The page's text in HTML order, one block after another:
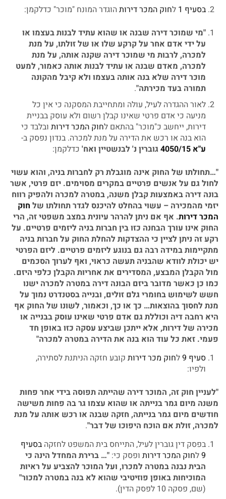
בסעיף 1
לחוק המכר דירותהוגדר המונח "מוכר" כדלקמן:
"מי שמוכרדירה שבנה או שהוא עתיד לבנותבעצמו או
עלידי אדם אחר על קרקע שלו או שלזולתו, על מנת
למכרה, לרבות מי שמוכרדירה שקנה אותה, על מנת
למכרה, מאדם שבנה או עתיד לבנות אותה כאמור, למעט
מוכרדירה שלא בנה אותה בעצמו ולא קיבל מהקונה
תמורה בעד מכירתה"
.
לאור ההגדרה לעיל, עולה ומתחייבת המסקנה כי אין כל
מניעה כי אדם פרטי שאינו קבלן רשום ולא עוסק בבניית
דירות, ייחשב כ"מוכר" בהתאם לחוק המכר דירות ובלבד כי
הוא בנה או רכש את הדירה על מנת למכרה. בנדון נפסק ב-
ע"א גוברין נ' לבנשטיין ואח' כדלקמן:
"…תחולתו של החוק אינה מוגבלת רק לחברותבניה, והוא עשוי
לחולגם על אנשים פרטיים במקרים מסוימים. יזם פרטי, אשר
בונה דירה באמצעות קבלן משנה, במטרה למכרה ולהפיק רווח
יזמי מהמכירה – עשויבהחלט להיכנס לגדרתחולתו של חוק
המכרדירות. אף אם ניתן להרהר עיוניתבמצב משפטיזה, הרי
החוק אינו עורך הבחנה כזובין חברותבניה ליזמים פרטיים. על
רקעזה ניתן לציין כי ההצדקות להחלת החוק על חברותבניה
מתקיימותבמידה רבה גם בנוגע ליזמים פרטיים. ליזם הפרטי
יש יכולת לוודא שהבניה תעשה כראוי, ואף לערוך הסכמים
מול הקבלן המבצע, המסדירים את אחריות הקבלן כלפי היזם.
כמו כן כאשר מדוברביזם הבונה דירה במטרה למכרה ישנו
חשש לשימוש בחומריגלם זולים, ובנייה בסטנדרט נמוך על
מנת לחסוךבהוצאות… כך או כך, וכאמור, לשונו של החוק אף
היא רחבה דיה וכוללתגם אדם פרטי שאינו עוסק בבנייה או
מכירה שלדירות, אלא ייתכן שביצע עסקה כזובאופן חד
פעמי. זאת כל עוד הוא בנה את הדירה במטרה למכרה"
סעיף 9
לחוק מכר דירות קובע חזקה הניתנת לסתירה,
ולפיו:
"לעניין חוק זה, המוכרדירה שהייתה תפוסה בידי אחר פחות
משנה מיום גמרבנייתה או שהוא עצמוגרבה פחות משישה
חודשים מיום גמרבנייתה, חזקה שבנה או רכש אותה על מנת
למכרה, זולת אם הוכח היפוכו שלדבר"
.
בפסק דין גוברין לעיל, התייחס בית המשפט לחזקה בסעיף
9לחוק המכר דירות ופסק כי: "… ברירת המחדל הינה כי
הבית נבנה במטרה למכרו, ועל המוכר להצביע על ראיות
המוכיחותבאופן פוזיטיבי שהוא לא בנה במטרה למכור"
(שם, פסקה 10 לפסק הדין).